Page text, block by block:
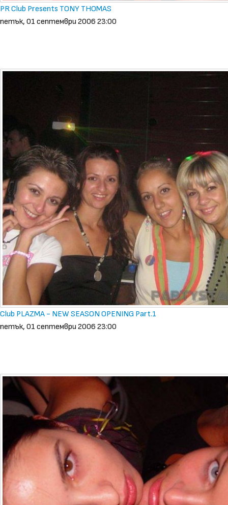
PR Club Presents TONY THOMAS
петък, 01 септември 2006 23:00
Club PLAZMA - NEW SEASON OPENING Part.1
петък, 01 септември 2006 23:00